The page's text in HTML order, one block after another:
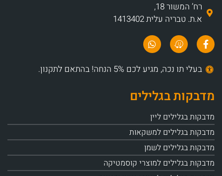
רח’ המשור 18,
א.ת. טבריה עלית 1413402
בעלי תו נכה, מגיע לכם 5% הנחה! בהתאם לתקנון.
מדבקות בגלילים
מדבקות בגלילים ליין
מדבקות בגלילים למשקאות
מדבקות בגלילים לשמן
מדבקות בגלילים למוצרי קוסמטיקה